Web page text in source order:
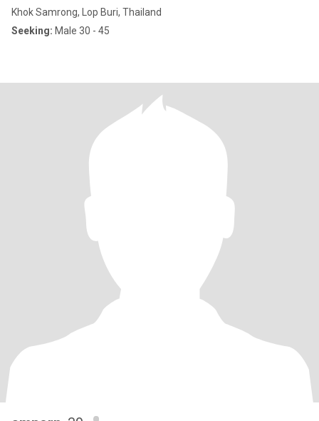
Khok Samrong, Lop Buri, Thailand
Seeking: Male 30 - 45